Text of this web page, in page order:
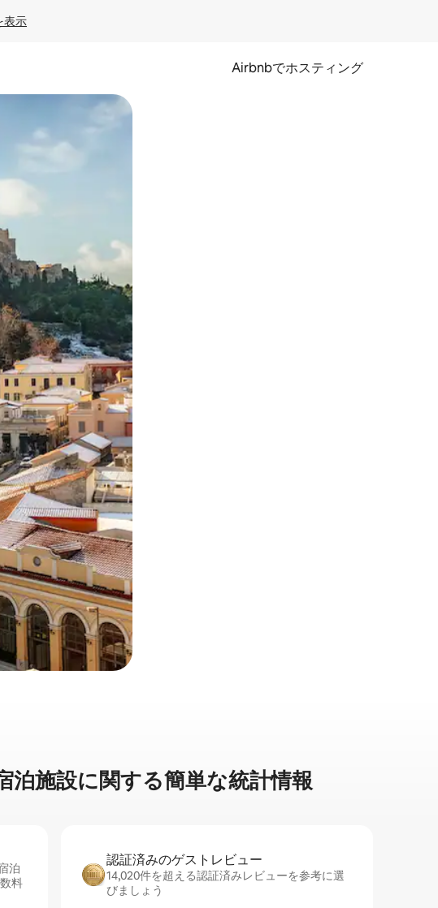
表示
Airbnbでホスティング
認することができます。
施⁠設⁠に関⁠す⁠る簡⁠単⁠な統⁠計⁠情⁠報
泊
料
認証済みのゲ⁠ス⁠ト⁠レ⁠ビ⁠ュ⁠ー
14,020件を超える認証済みレビューを参考に選
びましょう